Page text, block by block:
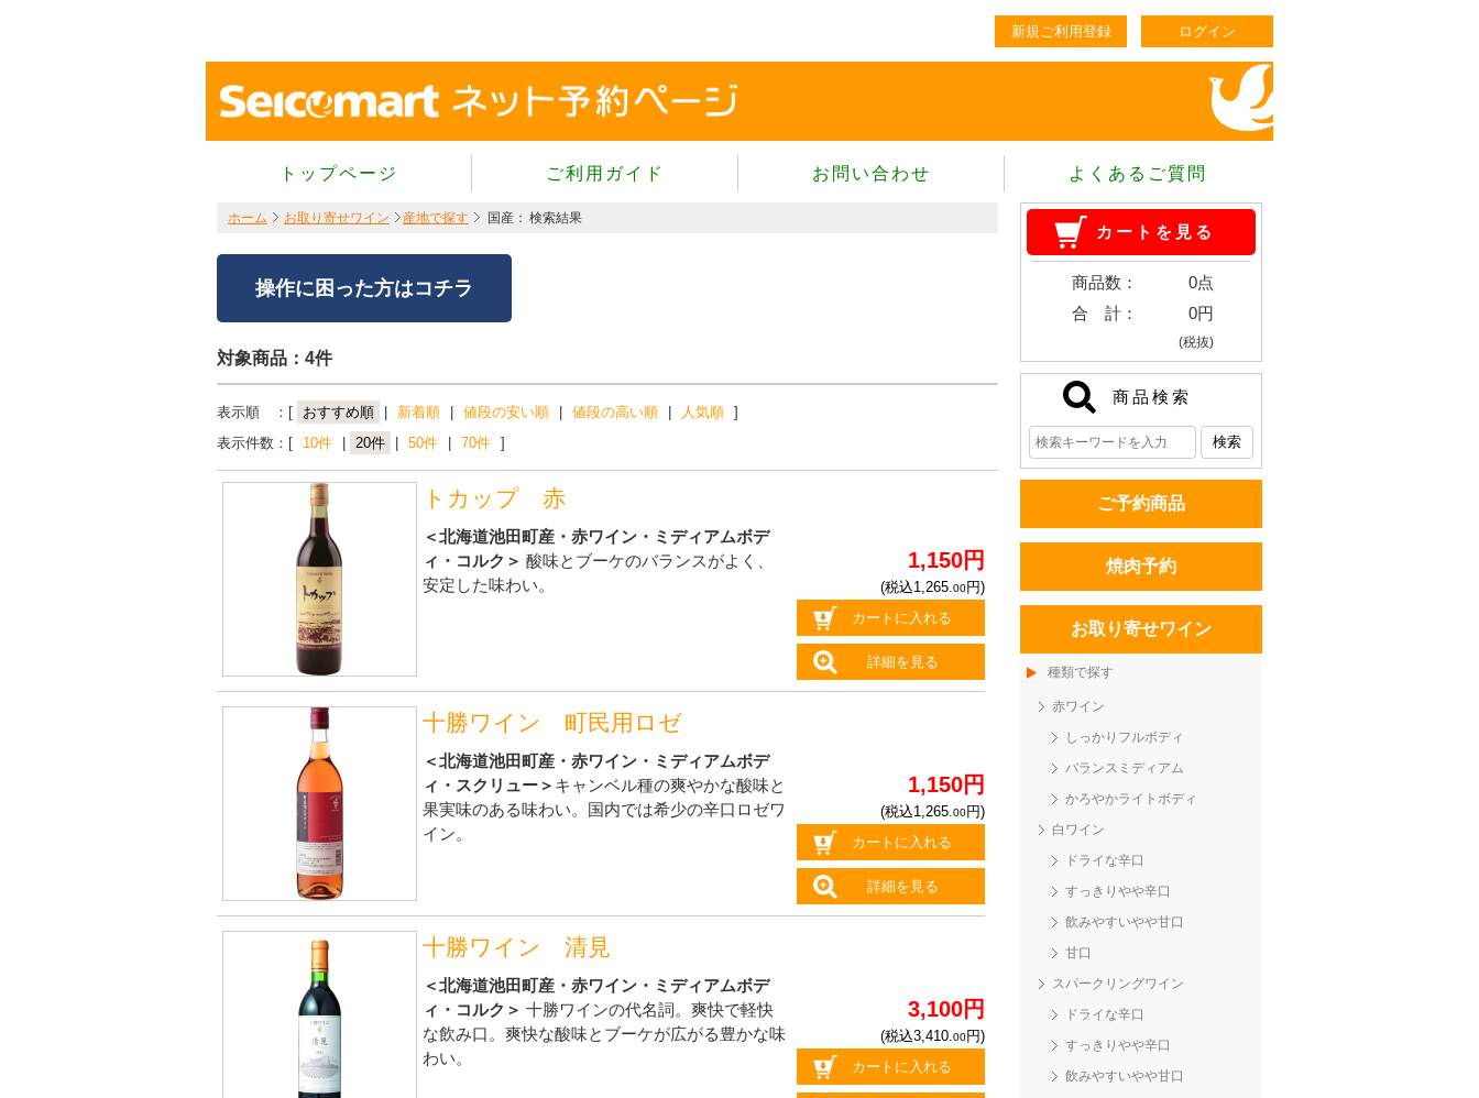
新規ご利用登録 ログイン
トップページ ご利用ガイド
当サイトについて
特定商取引法に基づく表示
よくあるご質問
お問い合わせ よくあるご質問
ホーム お取り寄せワイン 産地で探す 国産： 検索結果
操作に困った方はコチラ
対象商品：4件
表示順 ：[ おすすめ順 | 新着順 | 値段の安い順 | 値段の高い順 | 人気順 ]
表示件数：[
10件 20件 50件 70件 ]
トカップ 赤
＜北海道池田町産・赤ワイン・ミディアムボデ
ィ・コルク＞ 酸味とブーケのバランスがよく、
安定した味わい。
1,150円
(税込1,265.00円)
カートに入れる
詳細を見る
十勝ワイン 町民用ロゼ
＜北海道池田町産・赤ワイン・ミディアムボデ
ィ・スクリュー＞ キャンベル種の爽やかな酸味と
果実味のある味わい。国内では希少の辛口ロゼワ
イン。
1,150円
(税込1,265.00円)
カートに入れる
詳細を見る
十勝ワイン 清見
＜北海道池田町産・赤ワイン・ミディアムボデ
ィ・コルク＞ 十勝ワインの代名詞。爽快で軽快
な飲み口。爽快な酸味とブーケが広がる豊かな味
わい。
3,100円
(税込3,410.00円)
カートに入れる
カートを見る
商品数：
0点
合 計：
0円
(税抜)
商品検索
ご予約商品
焼肉予約
お取り寄せワイン
種類で探す
赤ワイン
しっかりフルボディ
バランスミディアム
かろやかライトボディ
白ワイン
ドライな辛口
すっきりやや辛口
飲みやすいやや甘口
甘口
スパークリングワイン
ドライな辛口
すっきりやや辛口
飲みやすいやや甘口